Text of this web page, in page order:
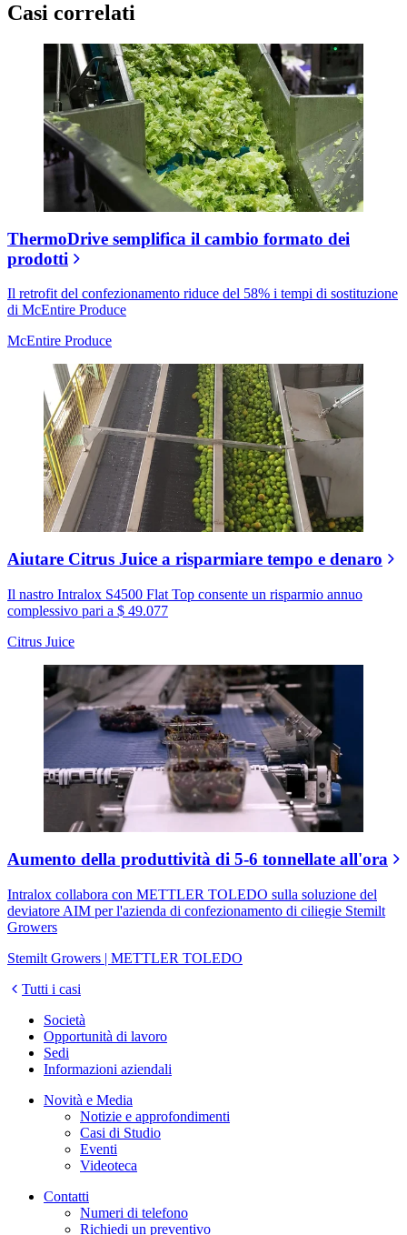
Casi correlati
ThermoDrive semplifica il cambio formato dei
prodotti
Il retrofit del confezionamento riduce del 58% i tempi di sostituzione
di McEntire Produce
McEntire Produce
Aiutare Citrus Juice a risparmiare tempo e denaro
Il nastro Intralox S4500 Flat Top consente un risparmio annuo
complessivo pari a $ 49.077
Citrus Juice
Aumento della produttività di 5-6 tonnellate all'ora
Intralox collabora con METTLER TOLEDO sulla soluzione del
deviatore AIM per l'azienda di confezionamento di ciliegie Stemilt
Growers
Stemilt Growers | METTLER TOLEDO
Tutti i casi
Società
Opportunità di lavoro
Sedi
Informazioni aziendali
Novità e Media
Notizie e approfondimenti
Casi di Studio
Eventi
Videoteca
Contatti
Numeri di telefono
Richiedi un preventivo